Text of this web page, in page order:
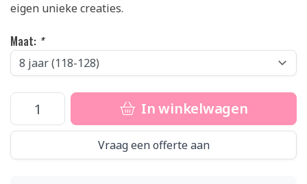
eigen unieke creaties.
Maat: *
In winkelwagen
Vraag een offerte aan